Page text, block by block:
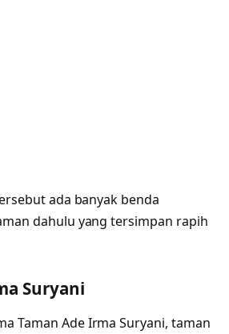
ada banyak benda
dahulu yang tersimpan rapih
Suryani
Taman Ade Irma Suryani, taman